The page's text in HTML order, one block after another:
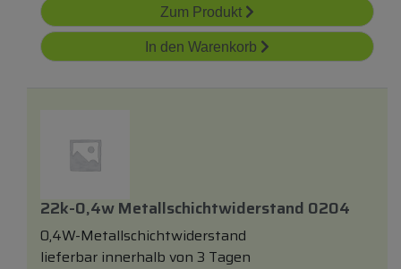
Zum Produkt
In den Warenkorb
22k-0,4w Metallschichtwiderstand 0204
0,4W-Metallschichtwiderstand
lieferbar innerhalb von 3 Tagen